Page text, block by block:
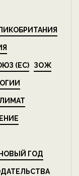
(ЕС) ЗОЖ
НОВЫЙ ГОД